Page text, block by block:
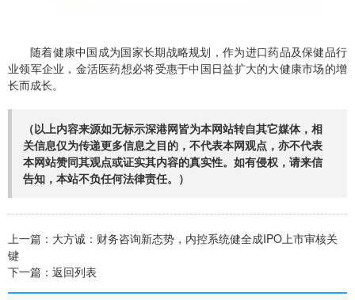
随着健康中国成为国家长期战略规划，作为进口药品及保健品行
业领军企业，金活医药想必将受惠于中国日益扩大的大健康市场的增
长而成长。
（以上内容来源如无标示深港网皆为本网站转自其它媒体，相
关信息仅为传递更多信息之目的，不代表本网观点，亦不代表
本网站赞同其观点或证实其内容的真实性。如有侵权，请来信
告知，本站不负任何法律责任。）
上一篇： 大方诚：财务咨询新态势，内控系统健全成IPO上市审核关
键
下一篇： 返回列表